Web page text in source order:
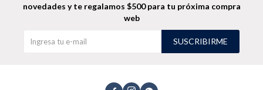
novedades y te regalamos $500 para tu próxima compra
web
SUSCRIBIRME
Uniformes empresariales